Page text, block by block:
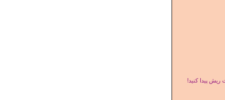
کاشت موپیدا کنید!